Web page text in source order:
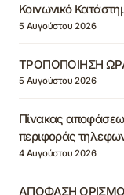
Κοινωνικό
5 Αυγούστου 2026
ΤΡΟΠΟΠΟΙΗΣΗ
5 Αυγούστου 2026
Πίνακας
περιφοράς
4 Αυγούστου 2026
ΑΠΟΦΑΣΗ